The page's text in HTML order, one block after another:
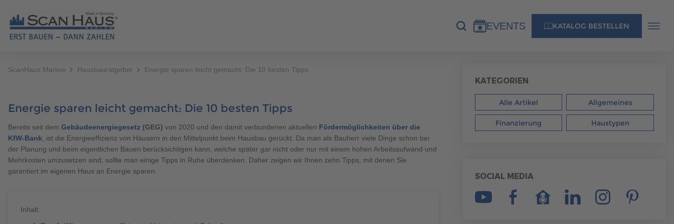
EVENTS KATALOG BESTELLEN
HÄUSER MUSTERHÄUSERSCANHAUS-VORTEILE
Referenzhäuser
Mehrfamilienhäuser 1,5-Geschosser
Stadtvilla
Brauchen Sie Hilfe? 038221 400 500 MUSTERHAUS FINDEN
Individuelles Bauen
Made in Germany
Zertifizierte Qualität
Unsere Bauweise
Alles aus einer Hand
Events & Stelltage
Finanzierungsrechner
Videos
Podcast HAUSBLICK
Haustypen
Karriere
Regionales
Sponsoring
Baupartner werden
Kontaktformular
Brauchen Sie Hilfe?
ScanHaus Marlow Hausbauratgeber Energie sparen leicht gemacht: Die 10 besten Tipps
Energie sparen leicht gemacht: Die 10 besten Tipps
Bereits seit dem Gebäudeenergiegesetz (GEG) von 2020 und den damit verbundenen aktuellen Fördermöglichkeiten über die
KfW-Bank , ist die Energieeffizienz von Häusern in den Mittelpunkt beim Hausbau gerückt. Da man als Bauherr viele Dinge schon bei
der Planung und beim eigentlichen Bauen berücksichtigen kann, welche später gar nicht oder nur mit einem hohen Arbeitsaufwand und
Mehrkosten umzusetzen sind, sollte man einige Tipps in Ruhe überdenken. Daher zeigen wir Ihnen zehn Tipps, mit denen Sie
garantiert im eigenen Haus an Energie sparen.
Inhalt:
KATEGORIEN
Alle Artikel Allgemeines
Finanzierung Haustypen
SOCIAL MEDIA